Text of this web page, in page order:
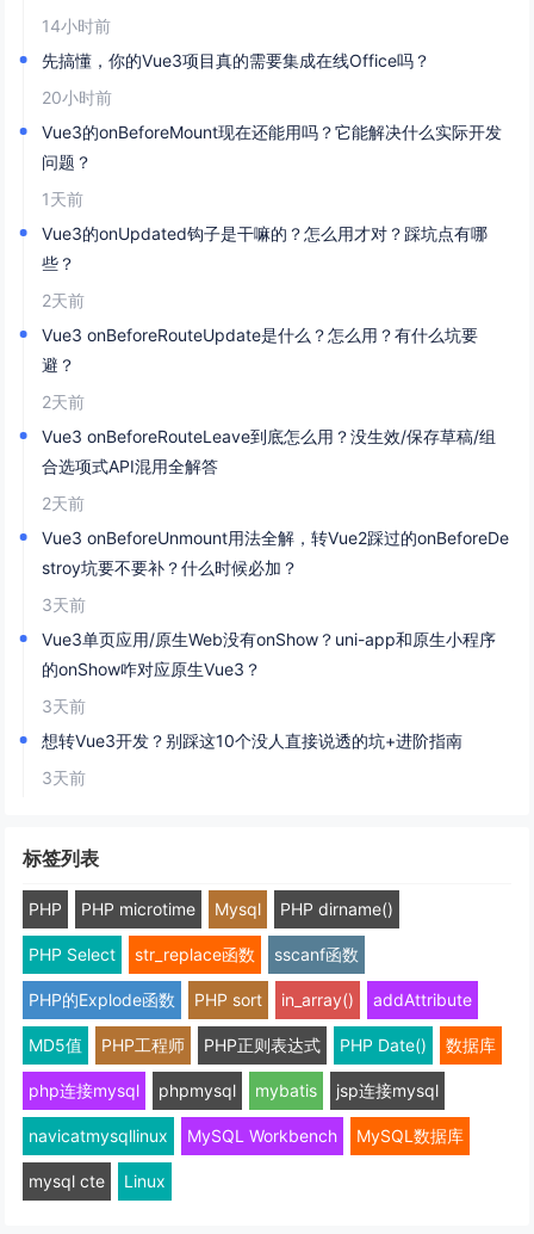
14小时前
先搞懂，你的Vue3项目真的需要集成在线Office吗？
20小时前
Vue3的onBeforeMount现在还能用吗？它能解决什么实际开发
问题？
1天前
Vue3的onUpdated钩子是干嘛的？怎么用才对？踩坑点有哪
些？
2天前
Vue3 onBeforeRouteUpdate是什么？怎么用？有什么坑要
避？
2天前
Vue3 onBeforeRouteLeave到底怎么用？没生效/保存草稿/组
合选项式API混用全解答
2天前
Vue3 onBeforeUnmount用法全解，转Vue2踩过的onBeforeDe
stroy坑要不要补？什么时候必加？
3天前
Vue3单页应用/原生Web没有onShow？uni-app和原生小程序
的onShow咋对应原生Vue3？
3天前
想转Vue3开发？别踩这10个没人直接说透的坑+进阶指南
3天前
标签列表
PHP PHP microtime Mysql PHP dirname()
PHP Select str_replace函数 sscanf函数
PHP的Explode函数 PHP sort in_array() addAttribute
MD5值 PHP工程师 PHP正则表达式 PHP Date() 数据库
php连接mysql phpmysql mybatis jsp连接mysql
navicatmysqllinux MySQL Workbench MySQL数据库
mysql cte Linux